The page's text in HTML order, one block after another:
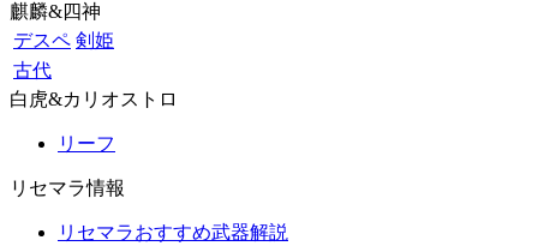
麒麟&四神
デスペ 剣姫
古代
白虎&カリオストロ
リーフ
リセマラ情報
リセマラおすすめ武器解説